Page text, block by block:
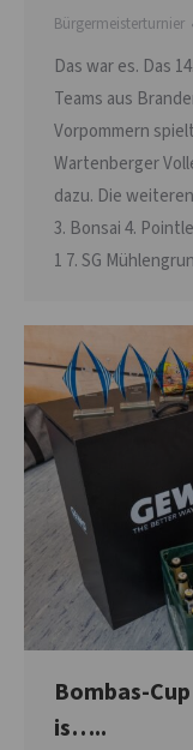
Bürgermeisterturnier
Das war es. Das
Teams aus
Vorpommern
Wartenberger
dazu. Die
3. Bonsai 4.
1 7. SG
Bombas-
is…..